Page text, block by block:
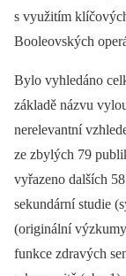
s využitím
Booleovských
Bylo vyhledáno
základě názvu
nerelevantní
ze zbylých 79
vyřazeno dalších
sekundární studie
(originální
funkce zdravých